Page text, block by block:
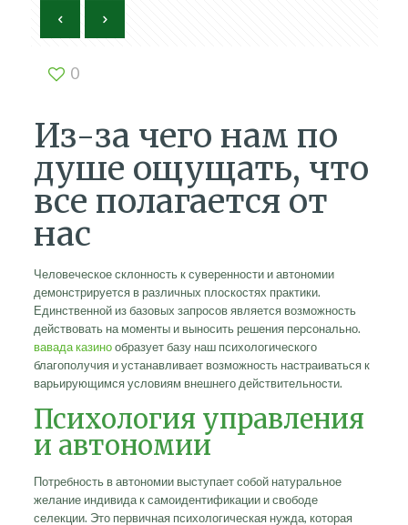
0
Из-за чего нам по
душе ощущать, что
все полагается от
нас
Человеческое склонность к суверенности и автономии
демонстрируется в различных плоскостях практики.
Единственной из базовых запросов является возможность
действовать на моменты и выносить решения персонально.
вавада казинообразует базу наш психологического
благополучия и устанавливает возможность настраиваться к
варьирующимся условиям внешнего действительности.
Психология управления
и автономии
Потребность в автономии выступает собой натуральное
желание индивида к самоидентификации и свободе
селекции. Это первичная психологическая нужда, которая